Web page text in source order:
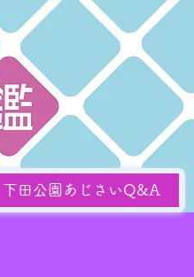
下田公園あじさいQ&A